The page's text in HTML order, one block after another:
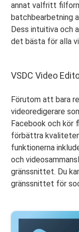
annat valfritt
batchbearbetning
Dess intuitiva och
det bästa för alla
VSDC Video
Förutom att bara
videoredigerare
Facebook och kör
förbättra
funktionerna
och
gränssnittet. Du
gränssnittet för